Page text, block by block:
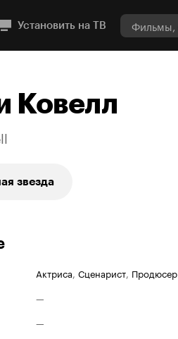
Установить на ТВ
Ковелл
звезда
Актриса, Сценарист, Продюсер
—
—